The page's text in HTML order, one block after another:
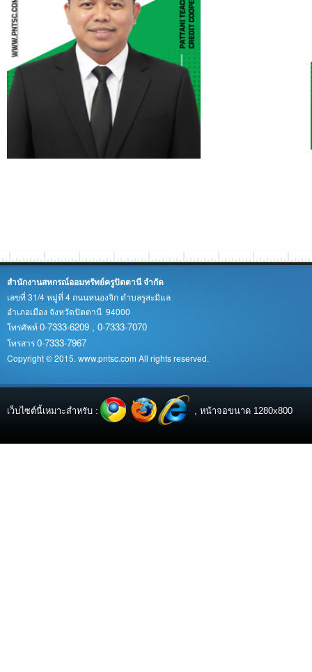
สำนักงานสหกรณ์ออมทรัพย์ครูปัตตานี จำกัด
เลขที่ 31/4 หมู่ที่ 4 ถนนหนองจิก ตำบลรูสะมิแล
อำเภอเมือง จังหวัดปัตตานี 94000
โทรศัพท์0-7333-6209 , 0-7333-7070
โทรสาร0-7333-7967
Copyright © 2015. www.pntsc.com All rights reserved.
เว็บไซต์นี้เหมาะสำหรับ : , หน้าจอขนาด 1280x800